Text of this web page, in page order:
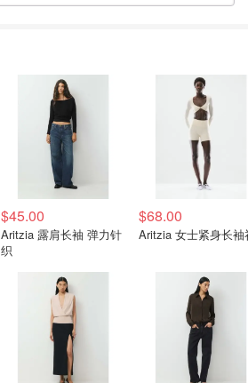
$45.00
Aritzia 露肩长袖 弹力针
织
$68.00
Aritzia 女士紧身长袖